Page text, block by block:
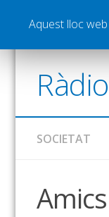
Notícies
SOCIETAT
Aquest lloc